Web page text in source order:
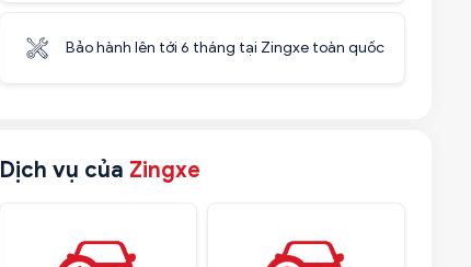
Bảo hành lên tới 6 tháng tại Zingxe toàn quốc
Dịch vụ của Zingxe